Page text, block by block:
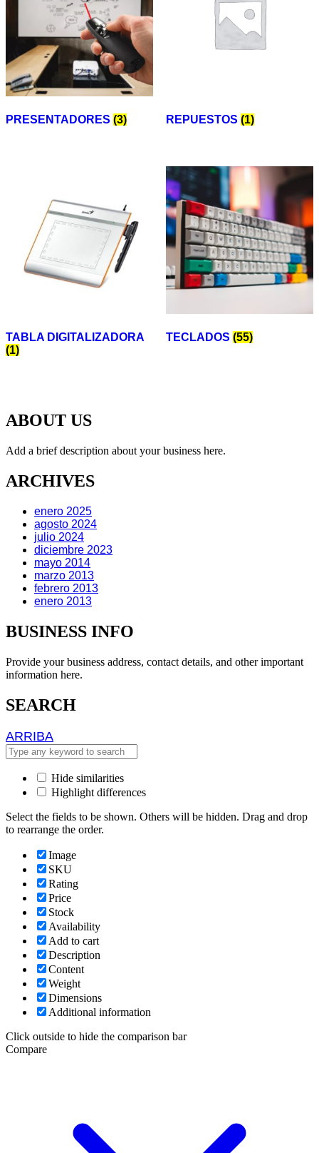
PRESENTADORES (3) REPUESTOS (1)
TABLA DIGITALIZADORA
(1)
TECLADOS (55)
ABOUT US
Add a brief description about your business here.
ARCHIVES
enero 2025
agosto 2024
julio 2024
diciembre 2023
mayo 2014
marzo 2013
febrero 2013
enero 2013
BUSINESS INFO
Provide your business address, contact details, and other important
information here.
SEARCH
ARRIBA
Hide similarities
Highlight differences
Select the fields to be shown. Others will be hidden. Drag and drop
to rearrange the order.
Image
SKU
Rating
Price
Stock
Availability
Add to cart
Description
Content
Weight
Dimensions
Additional information
Click outside to hide the comparison bar
Compare